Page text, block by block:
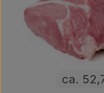
Obst & Gemüse
Getränke
Vorratskammer
ca.